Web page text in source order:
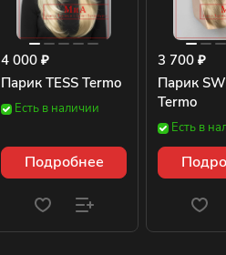
4 000 ₽
Парик TESS Termo
Есть в наличии
Подробнее
3 700 ₽
Парик
Termo
Есть в